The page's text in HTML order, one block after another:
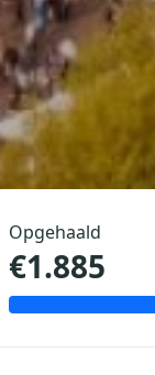
Opgehaald
€1.885